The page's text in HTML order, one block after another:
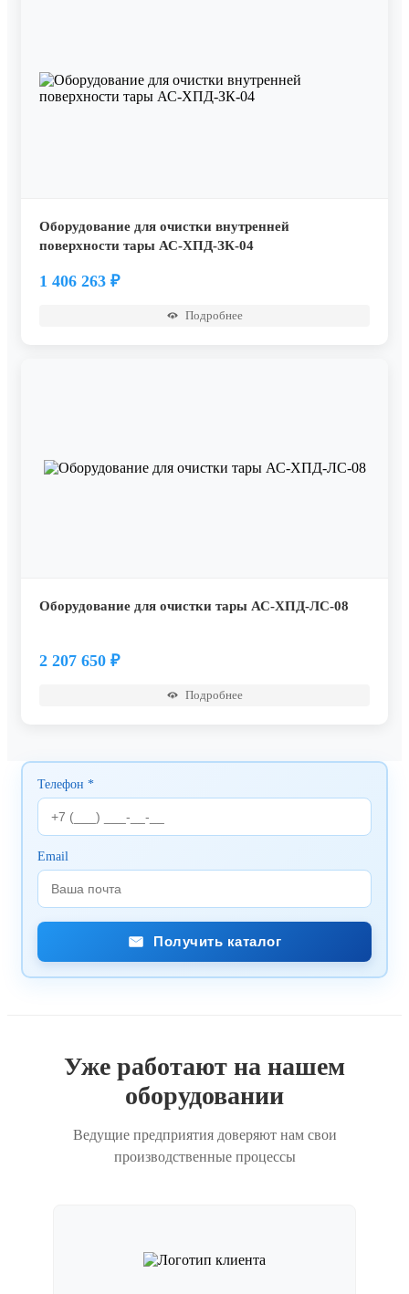
Оборудование для очистки внутренней
поверхности тары АС-ХПД-ЗК-04
1 406 263 ₽
Подробнее
Оборудование для очистки тары АС-ХПД-ЛС-08
2 207 650 ₽
Подробнее
Телефон *
Email
Получить каталог
Уже работают на нашем
оборудовании
Ведущие предприятия доверяют нам свои
производственные процессы